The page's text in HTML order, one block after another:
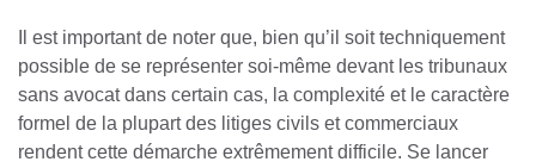
Il est important de noter que, bien qu’il soit techniquement
possible de se représenter soi-même devant les tribunaux
sans avocat dans certain cas, la complexité et le caractère
formel de la plupart des litiges civils et commerciaux
rendent cette démarche extrêmement difficile. Se lancer